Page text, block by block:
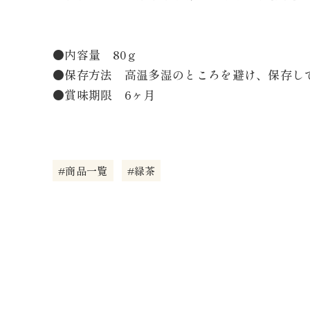
●内容量 80ｇ
●保存方法 高温多湿のところを避け、保存し
●賞味期限 6ヶ月
#商品一覧 #緑茶